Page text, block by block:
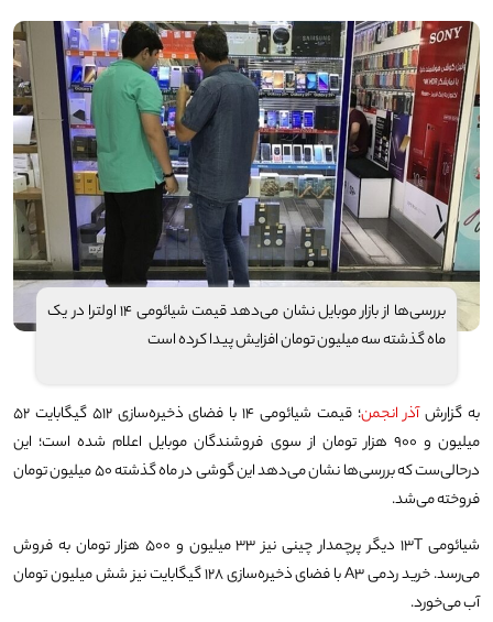
بررسی‌ها از بازار موبایل نشان می‌دهد قیمت شیائومی ۱۴ اولترا در یک
ماه گذشته سه میلیون تومان افزایش پیدا کرده است
به گزارشآذر انجمن
؛ قیمت شیائومی ۱۴ با فضای ذخیره‌سازی ۵۱۲ گیگابایت ۵۲
میلیون و ۹۰۰ هزار تومان از سوی فروشندگان موبایل اعلام شده است؛ این
درحالی‌ست که بررسی‌ها نشان می‌دهد این گوشی در ماه گذشته ۵۰ میلیون تومان
فروخته می‌شد.
شیائومی ۱۳T دیگر پرچمدار چینی نیز ۳۳ میلیون و ۵۰۰ هزار تومان به فروش
می‌رسد. خرید ردمی A۳ با فضای ذخیره‌سازی ۱۲۸ گیگابایت نیز شش میلیون تومان
آب می‌خورد.